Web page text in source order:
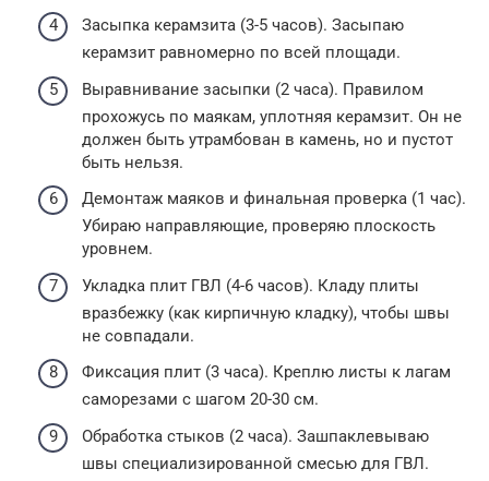
Засыпка керамзита (3-5 часов). Засыпаю
керамзит равномерно по всей площади.
Выравнивание засыпки (2 часа). Правилом
прохожусь по маякам, уплотняя керамзит. Он не
должен быть утрамбован в камень, но и пустот
быть нельзя.
Демонтаж маяков и финальная проверка (1 час).
Убираю направляющие, проверяю плоскость
уровнем.
Укладка плит ГВЛ (4-6 часов). Кладу плиты
вразбежку (как кирпичную кладку), чтобы швы
не совпадали.
Фиксация плит (3 часа). Креплю листы к лагам
саморезами с шагом 20-30 см.
Обработка стыков (2 часа). Зашпаклевываю
швы специализированной смесью для ГВЛ.